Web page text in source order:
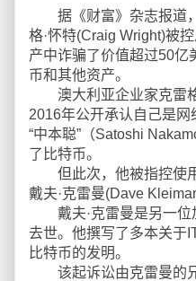
据《财富》杂志报道，
格·怀特(Craig Wright)被
产中诈骗了价值超过50亿
币和其他资产。
澳大利亚企业家克雷格
2016年公开承认自己是
“中本聪”（Satoshi
了比特币。
但此次，他被指控使用
戴夫·克雷曼(Dave
戴夫·克雷曼是另一位
去世。他撰写了多本关于
比特币的发明。
该起诉讼由克雷曼的兄